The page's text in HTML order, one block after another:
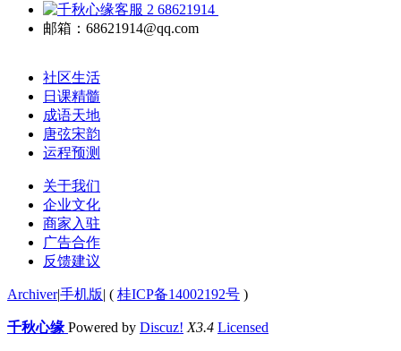
68621914
邮箱：68621914@qq.com
社区生活
日课精髓
成语天地
唐弦宋韵
运程预测
关于我们
企业文化
商家入驻
广告合作
反馈建议
Archiver|手机版| ( 桂ICP备14002192号 )
千秋心缘 Powered by Discuz! X3.4 Licensed